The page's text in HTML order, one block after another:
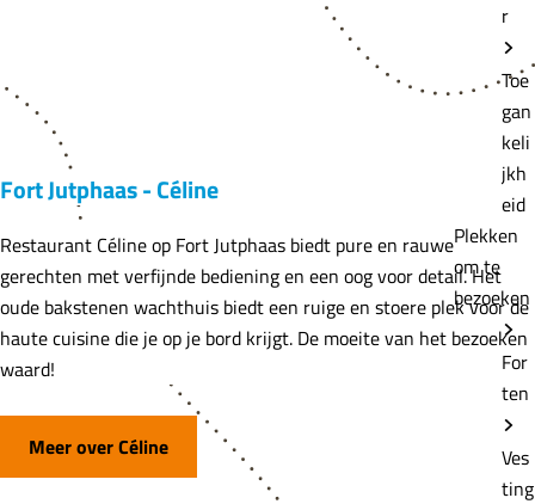
r
Toe
gan
keli
jkh
eid
Plekken
om te
bezoeken
For
ten
Ves
ting
Fort Jutphaas - Céline
Restaurant Céline op Fort Jutphaas biedt pure en rauwe
gerechten met verfijnde bediening en een oog voor detail. Het
oude bakstenen wachthuis biedt een ruige en stoere plek voor de
haute cuisine die je op je bord krijgt. De moeite van het bezoeken
waard!
Meer over Céline